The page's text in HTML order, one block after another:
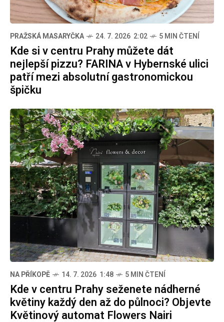
PRAŽSKÁ MASARYČKA 24. 7. 2026 2:02 5 MIN ČTENÍ
Kde si v centru Prahy můžete dát
nejlepší pizzu? FARINA v Hybernské ulici
patří mezi absolutní gastronomickou
špičku
NA PŘÍKOPĚ 14. 7. 2026 1:48 5 MIN ČTENÍ
Kde v centru Prahy seženete nádherné
květiny každý den až do půlnoci? Objevte
Květinový automat Flowers Nairi